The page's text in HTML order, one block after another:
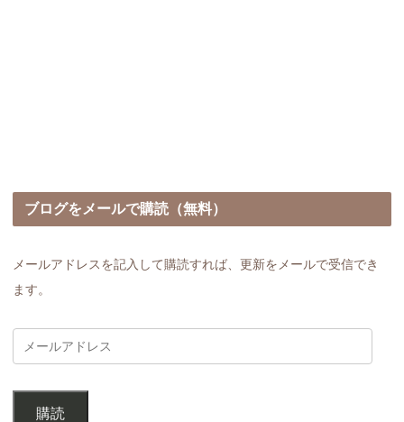
ブログをメールで購読（無料）
メールアドレスを記入して購読すれば、更新をメールで受信でき
ます。
購読